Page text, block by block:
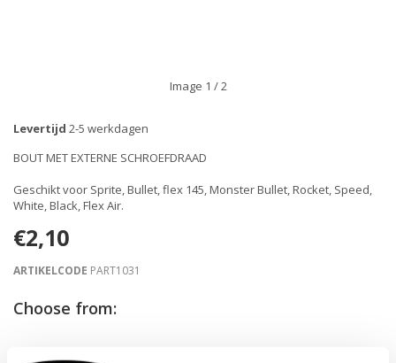
Image 1 / 2
Levertijd 2-5 werkdagen
BOUT MET EXTERNE SCHROEFDRAAD
Geschikt voor Sprite, Bullet, flex 145, Monster Bullet, Rocket, Speed,
White, Black, Flex Air.
€2,10
ARTIKELCODE PART1031
Choose from: